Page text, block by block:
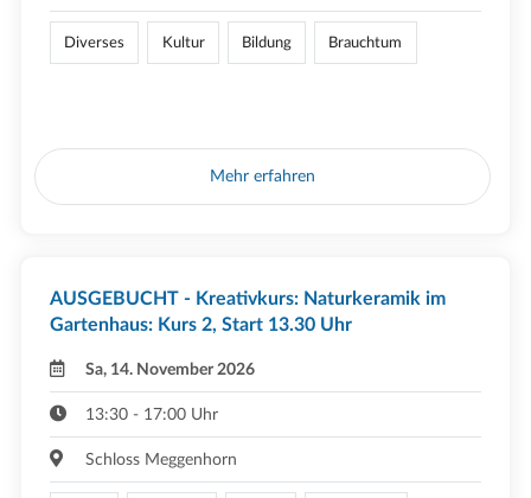
Diverses Kultur Bildung Brauchtum
Mehr erfahren
AUSGEBUCHT - Kreativkurs: Naturkeramik im
Gartenhaus: Kurs 2, Start 13.30 Uhr
Sa, 14. November 2026
13:30 - 17:00 Uhr
Schloss Meggenhorn